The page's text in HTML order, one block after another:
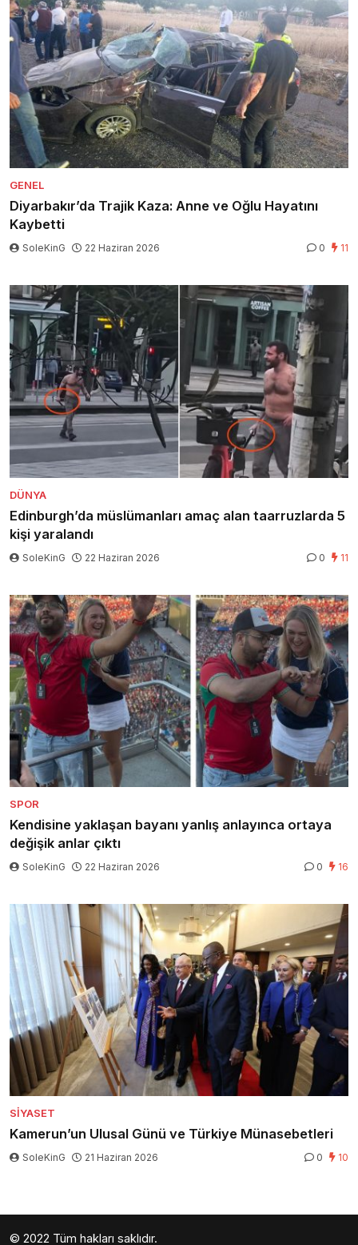
GENEL
Diyarbakır’da Trajik Kaza: Anne ve Oğlu Hayatını
Kaybetti
SoleKinG 22 Haziran 2026 0 11
DÜNYA
Edinburgh’da müslümanları amaç alan taarruzlarda 5
kişi yaralandı
SoleKinG 22 Haziran 2026 0 11
SPOR
Kendisine yaklaşan bayanı yanlış anlayınca ortaya
değişik anlar çıktı
SoleKinG 22 Haziran 2026 0 16
SIYASET
Kamerun’un Ulusal Günü ve Türkiye Münasebetleri
SoleKinG 21 Haziran 2026 0 10
© 2022 Tüm hakları saklıdır.